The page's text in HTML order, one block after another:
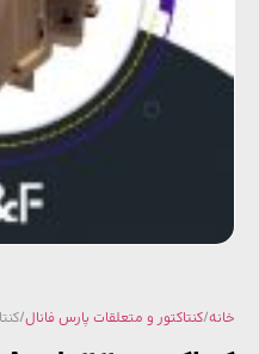
کنتاکتور و متعلقات پارس فانال/ کنتاکتور 220ولت 330A